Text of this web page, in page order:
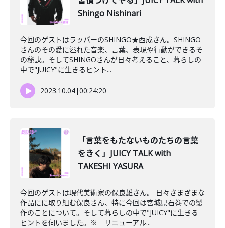
Shingo Nishinari
今回のゲストはラッパーのSHINGO★西成さん。SHINGO
さんのその愛に溢れた音楽、言葉、表現や行動ができるそ
の秘訣。そしてSHINGOさんが日々考えること、暮らしの
中で"JUICY"に生きるヒント...
2023.10.04|00:24:20
「言葉をもたないものたちの言葉
をきく」JUICY TALK with
TAKESHI YASURA
今回のゲストは現代美術家の保良雄さん。 日々さまざまな
作品にに取り組む保良さん、特に今回は宮城県石巻での製
作のことについて。そして暮らしの中で"JUICY"に生きる
ヒントを伺いました。※ リニューアル...